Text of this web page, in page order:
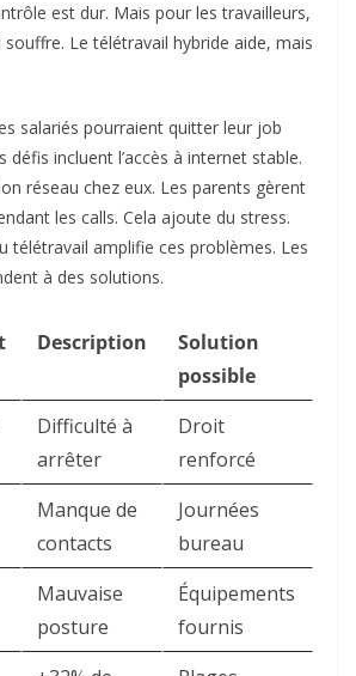
est dur. Mais pour les travailleurs,
souffre. Le télétravail hybride aide, mais
salariés pourraient quitter leur job
défis incluent l’accès à internet stable.
réseau chez eux. Les parents gèrent
les calls. Cela ajoute du stress.
télétravail amplifie ces problèmes. Les
à des solutions.​
Description
Solution
possible
Difficulté à
arrêter
Droit
renforcé ​
Manque de
contacts
Journées
bureau ​
Mauvaise
posture
Équipements
fournis ​